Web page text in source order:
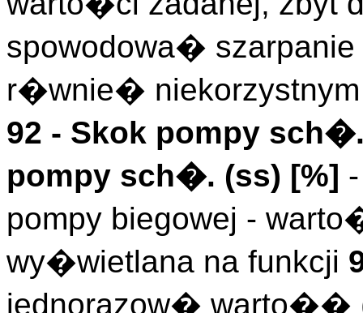
spowodowa� szarpanie
r�wnie� niekorzystnym
92 - Skok pompy
pompy sch�. (ss) [%]
pompy biegowej -
wy�wietlana na funkcji
jednorazow� warto��